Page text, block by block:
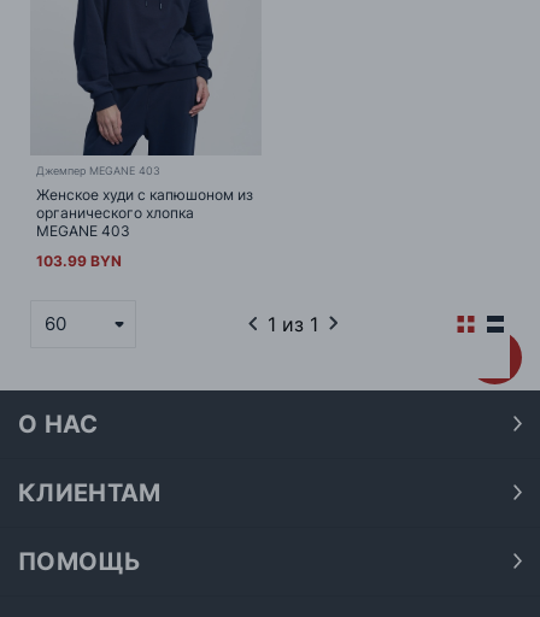
Джемпер MEGANE 403
Женское худи с капюшоном из
органического хлопка
MEGANE 403
103.99 BYN
60 1 из 1
О НАС
Наши магазины
Политика конфиденциальности
КЛИЕНТАМ
Оплата
ПОМОЩЬ